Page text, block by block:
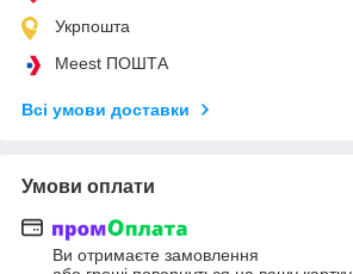
Укрпошта
Meest ПОШТА
Всі умови доставки
Умови оплати
Ви отримаєте замовлення